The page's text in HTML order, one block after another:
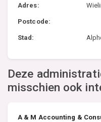
Adres:
Postcode:
Stad:
Deze
misschien ook
A & M Accounting &